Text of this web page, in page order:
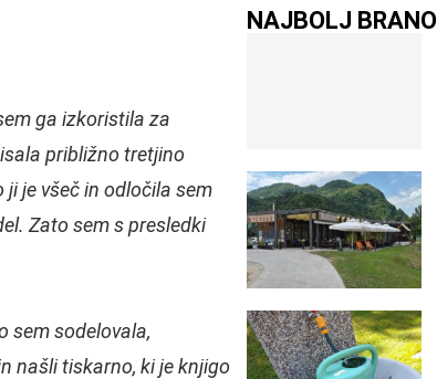
ga izkoristila za
približno tretjino
je všeč in odločila sem
Zato sem s presledki
sem sodelovala,
našli tiskarno, ki je knjigo
NAJBOLJ BRANO